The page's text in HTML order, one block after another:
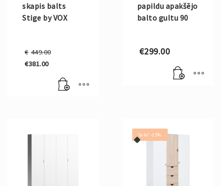
skapis balts
Stige by VOX
€ 449.00
€449.00.
€381.00
papildu apakšējo
balto gultu 90
€299.00
Sale! -15%